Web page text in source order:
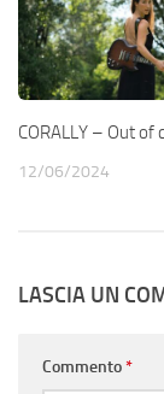
CORALLY – Out of
12/06/2024
LASCIA UN
Commento*